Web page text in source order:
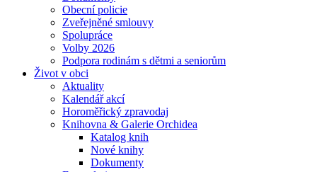
Obecní policie
Zveřejněné smlouvy
Spolupráce
Volby 2026
Podpora rodinám s dětmi a seniorům
Život v obci
Aktuality
Kalendář akcí
Horoměřický zpravodaj
Knihovna & Galerie Orchidea
Katalog knih
Nové knihy
Dokumenty